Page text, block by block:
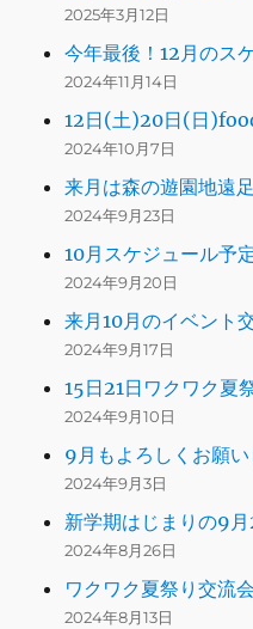
2025年3月12日
今年最後！12月のス
2024年11月14日
12日(土)20日(日
2024年10月7日
来月は森の遊園地遠足
2024年9月23日
10月スケジュール予
2024年9月20日
来月10月のイベント
2024年9月17日
15日21日ワクワク夏
2024年9月10日
9月もよろしくお願
2024年9月3日
新学期はじまりの9
2024年8月26日
ワクワク夏祭り交流
2024年8月13日